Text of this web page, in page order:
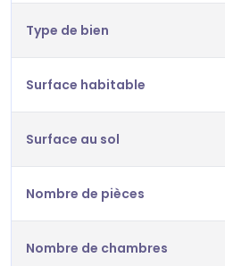
Type de bien
Surface habitable
Surface au sol
Nombre de pièces
Nombre de chambres